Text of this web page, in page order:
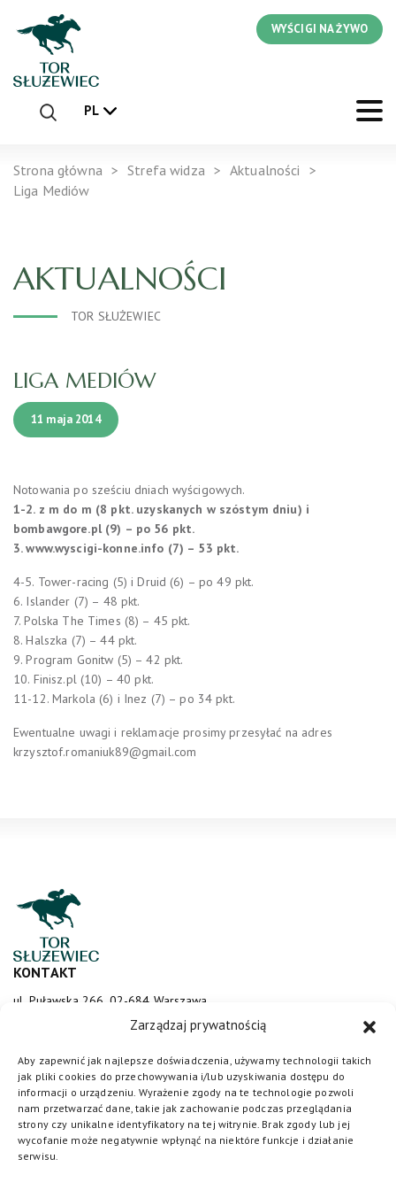
Zarządzaj prywatnością
Aby zapewnić jak najlepsze doświadczenia, używamy technologii takich
jak pliki cookies do przechowywania i/lub uzyskiwania dostępu do
informacji o urządzeniu. Wyrażenie zgody na te technologie pozwoli
nam przetwarzać dane, takie jak zachowanie podczas przeglądania
strony czy unikalne identyfikatory na tej witrynie. Brak zgody lub jej
wycofanie może negatywnie wpłynąć na niektóre funkcje i działanie
serwisu.
WYŚCIGI NA ŻYWO
PL
Strona główna Strefa widza
Aktualności
Liga Mediów
AKTUALNOŚCI
TOR SŁUŻEWIEC
LIGA MEDIÓW
11 maja 2014
Notowania po sześciu dniach wyścigowych.
1-2. z m do m (8 pkt. uzyskanych w szóstym dniu) i
bombawgore.pl (9) – po 56 pkt.
3. www.wyscigi-konne.info (7) – 53 pkt.
4-5. Tower-racing (5) i Druid (6) – po 49 pkt.
6. Islander (7) – 48 pkt.
7. Polska The Times (8) – 45 pkt.
8. Halszka (7) – 44 pkt.
9. Program Gonitw (5) – 42 pkt.
10. Finisz.pl (10) – 40 pkt.
11-12. Markola (6) i Inez (7) – po 34 pkt.
Ewentualne uwagi i reklamacje prosimy przesyłać na adres
krzysztof.romaniuk89@gmail.com
KONTAKT
ul. Puławska 266, 02-684 Warszawa
sluzewiec@totalizator.pl
KONTAKT DLA MEDIÓW
media@torsluzewiec.pl
DOŁĄCZ DO NAS